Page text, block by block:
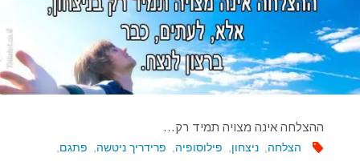
ההצלחה אינה מצויה תמיד רק…
הצלחה, ניצחון, פילוסופיה, פרידריך ניטשה, פתגם,